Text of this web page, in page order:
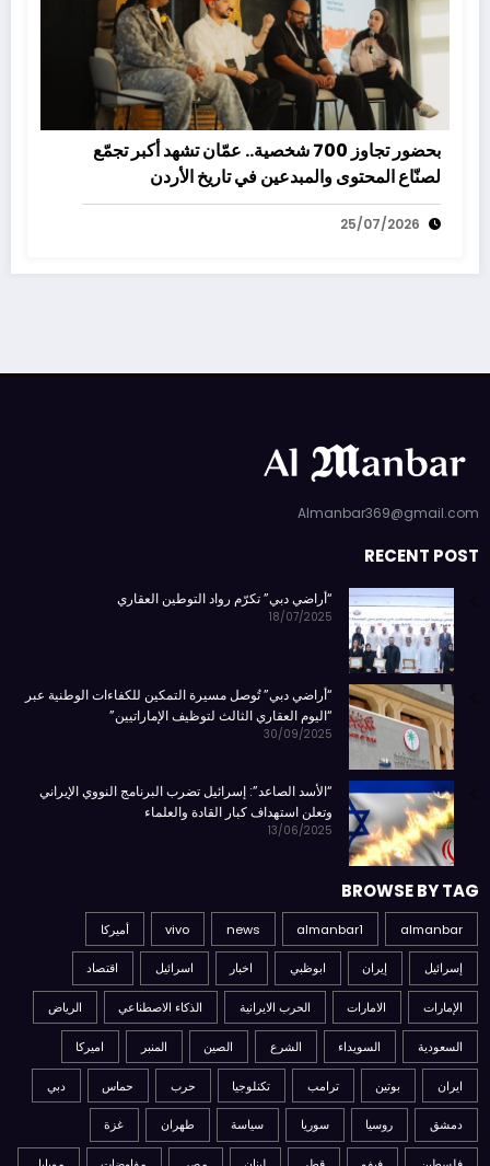
بحضور تجاوز 700 شخصية.. عمّان تشهد أكبر تجمّع
لصنّاع المحتوى والمبدعين في تاريخ الأردن
25/07/2026
Almanbar369@gmail.com
RECENT POST
“أراضي دبي” تكرّم رواد التوطين العقاري
18/07/2025
“أراضي دبي” تُوصل مسيرة التمكين للكفاءات الوطنية عبر
“اليوم العقاري الثالث لتوظيف الإماراتيين”
30/09/2025
“الأسد الصاعد”: إسرائيل تضرب البرنامج النووي الإيراني
وتعلن استهداف كبار القادة والعلماء
13/06/2025
BROWSE BY TAG
almanbar
almanbar1
news
vivo أميركا
إسرائيل إيران ابوظبي اخبار اسرائيل اقتصاد
الإمارات الامارات الحرب الايرانية الذكاء الاصطناعي الرياض
السعودية السويداء الشرع الصين المنبر اميركا
ايران بوتين ترامب تكنلوجيا حرب حماس دبي
دمشق روسيا سوريا سياسة طهران غزة